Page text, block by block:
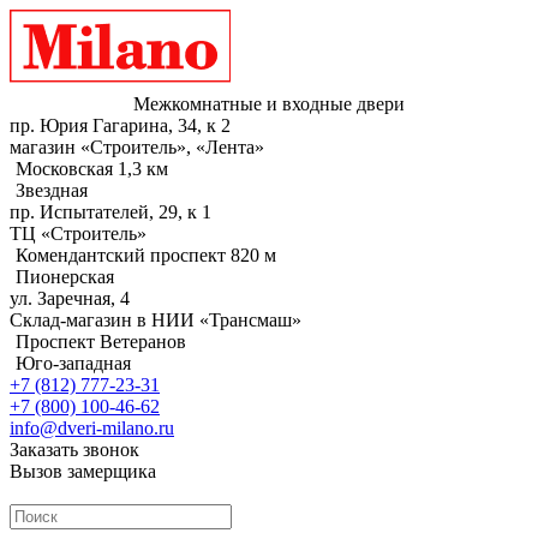
Межкомнатные и входные двери
пр. Юрия Гагарина, 34, к 2
магазин «Строитель», «Лента»
Московская 1,3 км
Звездная
пр. Испытателей, 29, к 1
ТЦ «Строитель»
Комендантский проспект 820 м
Пионерская
ул. Заречная, 4
Склад-магазин в НИИ «Трансмаш»
Проспект Ветеранов
Юго-западная
+7 (812) 777-23-31
+7 (800) 100-46-62
info@dveri-milano.ru
Заказать звонок
Вызов замерщика